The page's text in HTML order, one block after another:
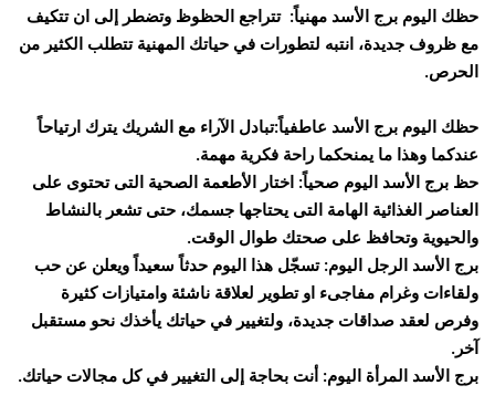
حظك اليوم برج الأسد مهنياً: تتراجع الحظوظ وتضطر إلى ان تتكيف
مع ظروف جديدة، انتبه لتطورات في حياتك المهنية تتطلب الكثير من
الحرص.
حظك اليوم برج الأسد عاطفياً:تبادل الآراء مع الشريك يترك ارتياحاً
عندكما وهذا ما يمنحكما راحة فكرية مهمة.
حظ برج الأسد اليوم صحياً: اختار الأطعمة الصحية التى تحتوى على
العناصر الغذائية الهامة التى يحتاجها جسمك، حتى تشعر بالنشاط
والحيوية وتحافظ على صحتك طوال الوقت.
برج الأسد الرجل اليوم: تسجّل هذا اليوم حدثاً سعيداً ويعلن عن حب
ولقاءات وغرام مفاجىء او تطوير لعلاقة ناشئة وامتيازات كثيرة
وفرص لعقد صداقات جديدة، ولتغيير في حياتك يأخذك نحو مستقبل
آخر.
برج الأسد المرأة اليوم: أنت بحاجة إلى التغيير في كل مجالات حياتك.